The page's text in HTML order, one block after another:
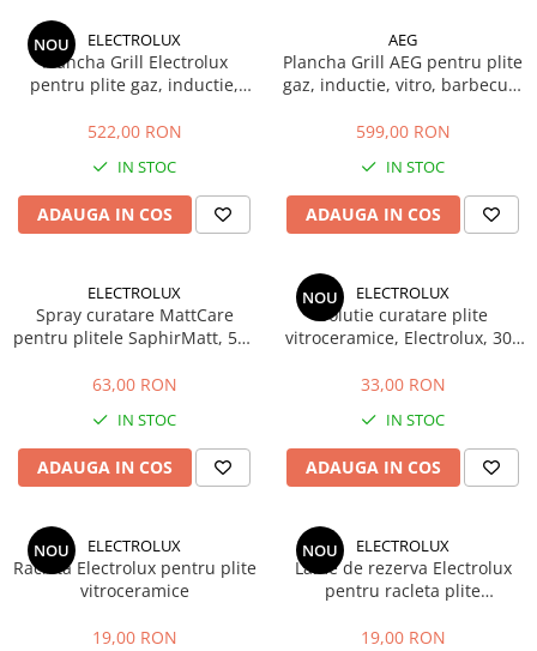
Accesorii Electrocasnice Mici
Filtre Purificatoare Aer
Accesorii Piese Aer Conditionat
NOU ELECTROLUX
Plancha Grill Electrolux
pentru plite gaz, inductie,
46.6 x 25.3 x 4.5 cm
522,00 RON
IN STOC
ADAUGA IN COS
AEG
Plancha Grill AEG pentru plite
gaz, inductie, vitro, barbecue,
cm
599,00 RON
IN STOC
ADAUGA IN COS
ELECTROLUX
Spray curatare MattCare
pentru plitele SaphirMatt, 500
63,00 RON
IN STOC
ADAUGA IN COS
NOU ELECTROLUX
Solutie curatare plite
vitroceramice, Electrolux, 300
33,00 RON
IN STOC
ADAUGA IN COS
NOU ELECTROLUX
Racleta Electrolux pentru plite
vitroceramice
19,00 RON
NOU ELECTROLUX
Lame de rezerva Electrolux
pentru racleta plite
19,00 RON